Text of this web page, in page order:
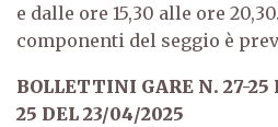
e dalle ore 15,30 alle ore
componenti del seggio è
BOLLETTINI GARE N. 27-25
25 DEL 23/04/2025